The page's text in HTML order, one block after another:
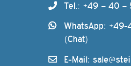
Tel.: +49 – 40 –
WhatsApp: +49-
(Chat)
E-Mail: